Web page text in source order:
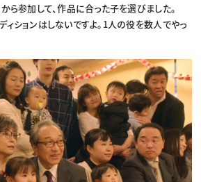
参加して、作品に合った子を選びました。
ションはしないですよ。1人の役を数人でやっ